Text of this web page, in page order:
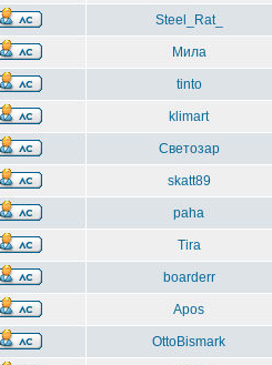
Steel_Rat_
Мила
tinto
klimart
Светозар
skatt89
paha
Tira
boarderr
Apos
OttoBismark